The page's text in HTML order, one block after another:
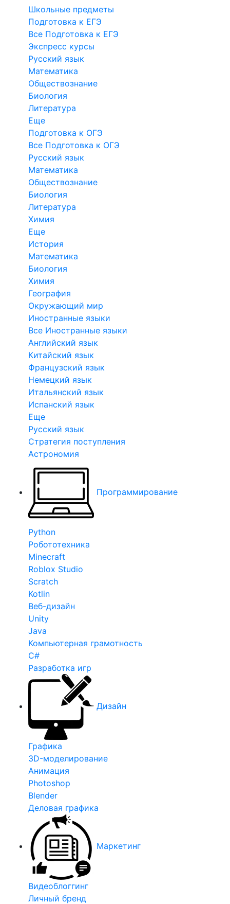
Школьные предметы
Подготовка к ЕГЭ
Все Подготовка к ЕГЭ
Экспресс курсы
Русский язык
Математика
Обществознание
Биология
Литература
Еще
Подготовка к ОГЭ
Все Подготовка к ОГЭ
Русский язык
Математика
Обществознание
Биология
Литература
Химия
Еще
История
Математика
Биология
Химия
География
Окружающий мир
Иностранные языки
Все Иностранные языки
Английский язык
Китайский язык
Французский язык
Немецкий язык
Итальянский язык
Испанский язык
Еще
Русский язык
Стратегия поступления
Астрономия
Программирование
Python
Робототехника
Minecraft
Roblox Studio
Scratch
Kotlin
Веб-дизайн
Unity
Java
Компьютерная грамотность
C#
Разработка игр
Дизайн
Графика
3D-моделирование
Анимация
Photoshop
Blender
Деловая графика
Маркетинг
Видеоблоггинг
Личный бренд